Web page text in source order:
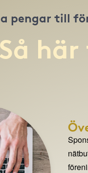
pengar till